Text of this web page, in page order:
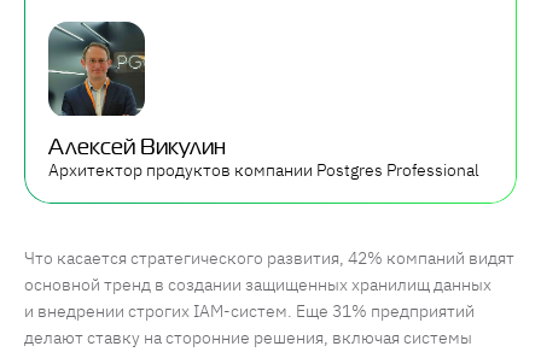
Алексей Викулин
Архитектор продуктов компании Postgres Professional
Что касается стратегического развития, 42% компаний видят
основной тренд в создании защищенных хранилищ данных
и внедрении строгих IAM-систем. Еще 31% предприятий
делают ставку на сторонние решения, включая системы